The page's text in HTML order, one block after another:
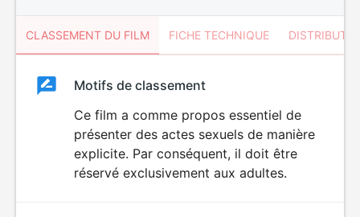
CLASSEMENT DU FILM FICHE TECHNIQUE
ClassementClassement
SEXUALITÉ
EXPLICITE
Motifs de classement
Ce film a comme propos essentiel de
présenter des actes sexuels de manière
explicite. Par conséquent, il doit être
réservé exclusivement aux adultes.